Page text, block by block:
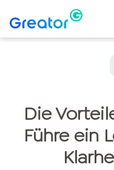
Die
Führe ein